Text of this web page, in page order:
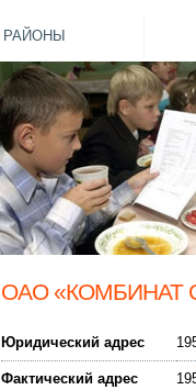
РАЙОНЫ
ОАО «КОМБИНАТ
Юридический адрес
Фактический адрес